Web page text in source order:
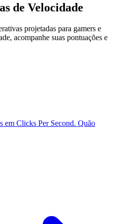
de Velocidade
projetadas para gamers e
acompanhe suas pontuações e
em Clicks Per Second. Quão